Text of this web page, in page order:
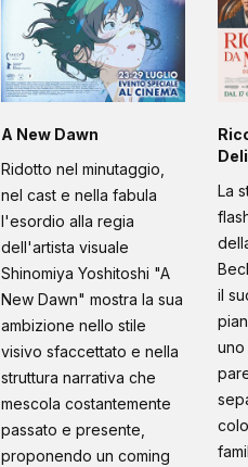
A New Dawn
Ridotto nel minutaggio,
nel cast e nella fabula
l'esordio alla regia
dell'artista visuale
Shinomiya Yoshitoshi "A
New Dawn" mostra la sua
ambizione nello stile
visivo sfaccettato e nella
struttura narrativa che
mescola costantemente
passato e presente,
proponendo un coming
La
il